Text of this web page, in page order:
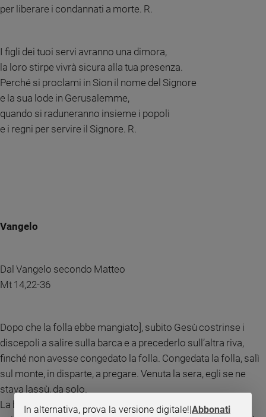
Pubblicità
Redazione
Social
per liberare i condannati a morte. R.
I figli dei tuoi servi avranno una dimora,
la loro stirpe vivrà sicura alla tua presenza.
Perché si proclami in Sion il nome del Signore
e la sua lode in Gerusalemme,
quando si raduneranno insieme i popoli
e i regni per servire il Signore. R.
Vangelo
Dal Vangelo secondo Matteo
Mt 14,22-36
Dopo che la folla ebbe mangiato], subito Gesù costrinse i
discepoli a salire sulla barca e a precederlo sull’altra riva,
finché non avesse congedato la folla. Congedata la folla, salì
sul monte, in disparte, a pregare. Venuta la sera, egli se ne
stava lassù, da solo.
La barca intanto distava già molte miglia da terra ed era
In alternativa, prova la versione digitale!|Abbonati